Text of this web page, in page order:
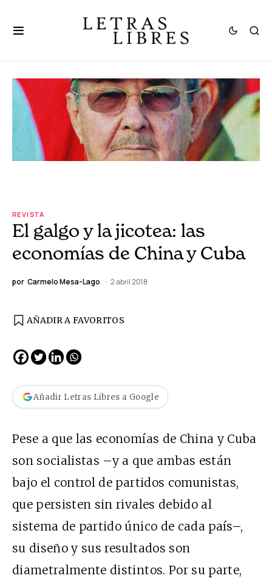
REVISTA
El galgo y la jicotea: las
economías de China y Cuba
por Carmelo Mesa-Lago 2 abril 2018
AÑADIR A FAVORITOS
Añadir Letras Libres a Google
Pese a que las economías de China y Cuba
son socialistas –y a que ambas están
bajo el control de partidos comunistas,
que persisten sin rivales debido al
sistema de partido único de cada país–,
su diseño y sus resultados son
diametralmente distintos. Por su parte,